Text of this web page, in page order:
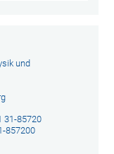
und
31-85720
857200